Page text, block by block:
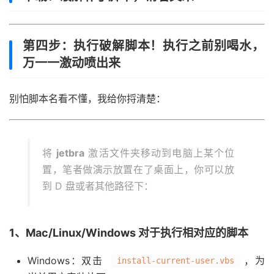
第四步：执行破解脚本！执行之前别喝水，
万一一激动喷出来
别怕脚本名看不懂，我给你捋清楚：
将 jetbra 激活文件夹移动到电脑上某个位
置，笔者做演示放置在了桌面上，你可以放
到 D 盘或者其他路径下：
1、Mac/Linux/Windows 对于执行相对应的脚本
Windows：双击 install-current-user.vbs
，为